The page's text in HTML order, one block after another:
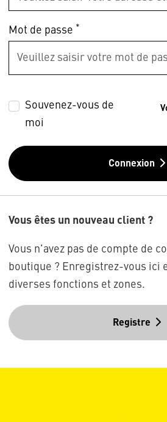
Mot de passe *
Souvenez-vous de
moi
Connexion
Vous êtes un nouveau client ?
Vous n'avez pas de compte de
boutique ? Enregistrez-vous ici
diverses fonctions et zones.
Registre